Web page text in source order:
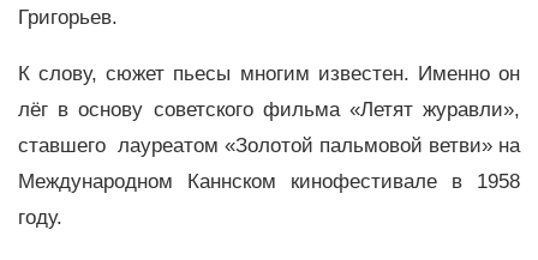
Григорьев.
К слову, сюжет пьесы многим известен. Именно он
лёг в основу советского фильма «Летят журавли»,
ставшего лауреатом «Золотой пальмовой ветви» на
Международном Каннском кинофестивале в 1958
году.